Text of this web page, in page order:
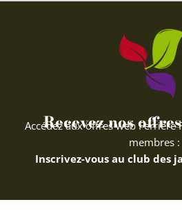
Recevez nos
Accédez aux offres web Ferriere
membres :
Inscrivez-vous au club des